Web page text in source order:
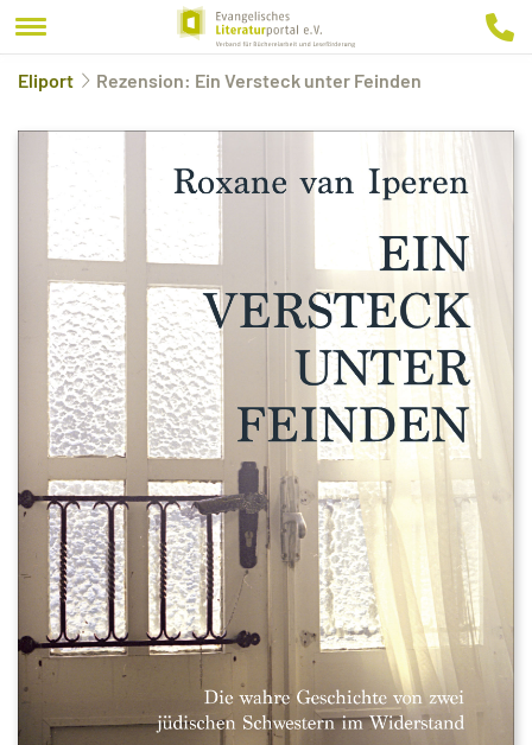
Eliport Rezension: Ein Versteck unter Feinden